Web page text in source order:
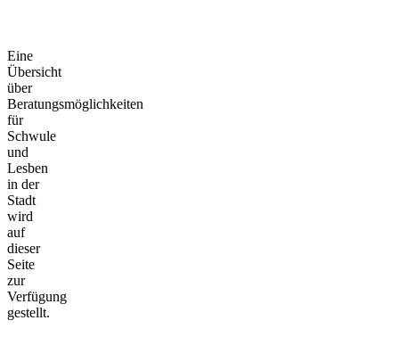
Eine
Übersicht
über
Beratungsmöglichkeiten
für
Schwule
und
Lesben
in der
Stadt
wird
auf
dieser
Seite
zur
Verfügung
gestellt.